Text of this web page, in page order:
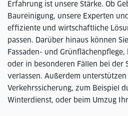
Erfahrung ist unsere Stärke. Ob
Baureinigung, unsere Experten
effiziente und wirtschaftliche
passen. Darüber hinaus können
Fassaden- und
oder in besonderen Fällen bei der
verlassen. Außerdem
Verkehrssicherung, zum Beispiel
Winterdienst, oder beim Umzug